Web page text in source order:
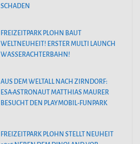
SCHADEN
FREIZEITPARK PLOHN BAUT
WELTNEUHEIT! ERSTER MULTI LAUNCH
WASSERACHTERBAHN!
AUS DEM WELTALL NACH ZIRNDORF:
ESA-ASTRONAUT MATTHIAS MAURER
BESUCHT DEN PLAYMOBIL-FUNPARK
FREIZEITPARK PLOHN STELLT NEUHEIT